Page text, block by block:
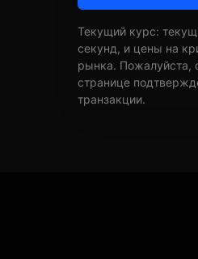
Текущий курс:
секунд, и цены на
рынка. Пожалуйста,
странице
транзакции.